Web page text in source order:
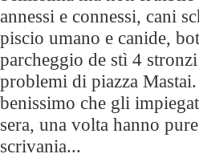
annessi e connessi, cani
piscio umano e canide,
parcheggio de stì 4
problemi di piazza
benissimo che gli
sera, una volta hanno
scrivania...